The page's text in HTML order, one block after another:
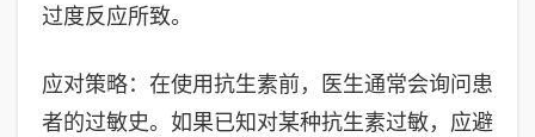
过度反应所致。
应对策略：在使用抗生素前，医生通常会询问患
者的过敏史。如果已知对某种抗生素过敏，应避